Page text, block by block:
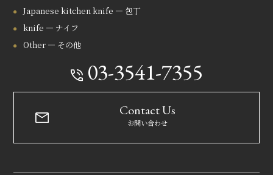
Japanese kitchen knife — 包丁
knife — ナイフ
Other — その他
03-3541-7355
Contact Us
お問い合わせ